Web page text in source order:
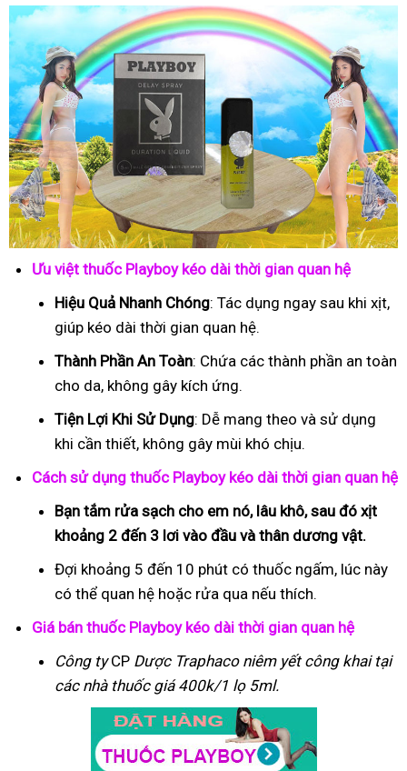
Ưu việt thuốc Playboy kéo dài thời gian quan hệ
Hiệu Quả Nhanh Chóng: Tác dụng ngay sau khi xịt,
giúp kéo dài thời gian quan hệ.
Thành Phần An Toàn: Chứa các thành phần an toàn
cho da, không gây kích ứng.
Tiện Lợi Khi Sử Dụng: Dễ mang theo và sử dụng
khi cần thiết, không gây mùi khó chịu.
Cách sử dụng thuốc Playboy kéo dài thời gian quan hệ
Bạn tắm rửa sạch cho em nó, lâu khô, sau đó xịt
khoảng 2 đến 3 lơi vào đầu và thân dương vật.
Đợi khoảng 5 đến 10 phút có thuốc ngấm, lúc này
có thể quan hệ hoặc rửa qua nếu thích.
Giá bán thuốc Playboy kéo dài thời gian quan hệ
Công tyCP Dược Traphaconiêm yết công khai tại
các nhà thuốc giá 400k/1 lọ 5ml.